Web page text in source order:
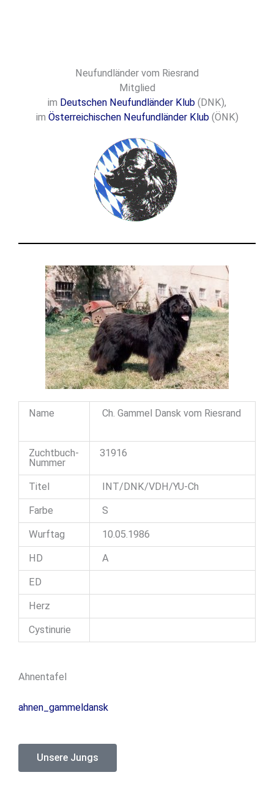
Neufundländer vom Riesrand
Mitglied
im Deutschen Neufundländer Klub (DNK),
im Österreichischen Neufundländer Klub (ÖNK)
Name Ch. Gammel Dansk vom Riesrand
Zuchtbuch-
Nummer
31916
Titel INT/DNK/VDH/YU-Ch
Farbe S
Wurftag 10.05.1986
HD A
ED
Herz
Cystinurie
Ahnentafel
ahnen_gammeldansk
Unsere Jungs